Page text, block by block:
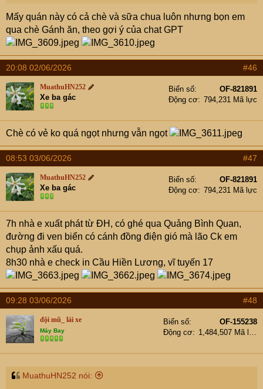
Mấy quán này có cả chè và sữa chua luôn nhưng bọn em
qua chè Gánh ăn, theo gợi ý của chat GPT
20:08 02/06/2026 #46
MuathuHN252
Xe ba gác
Biển số
OF-821891
Động cơ
794,231 Mã lực
Chè có vẻ ko quá ngọt nhưng vẫn ngọt
08:53 03/06/2026 #47
MuathuHN252
Xe ba gác
Biển số
OF-821891
Động cơ
794,231 Mã lực
7h nhà e xuất phát từ ĐH, có ghé qua Quảng Bình Quan,
đường đi ven biển có cánh đồng điện gió mà lão Ck em
chụp ảnh xấu quá.
8h30 nhà e check in Cầu Hiền Lương, vĩ tuyến 17
09:28 03/06/2026 #48
đội mũ_ lái xe
Máy Bay
Biển số
OF-155238
Động cơ
1,484,507 Mã lực
MuathuHN252 nói: